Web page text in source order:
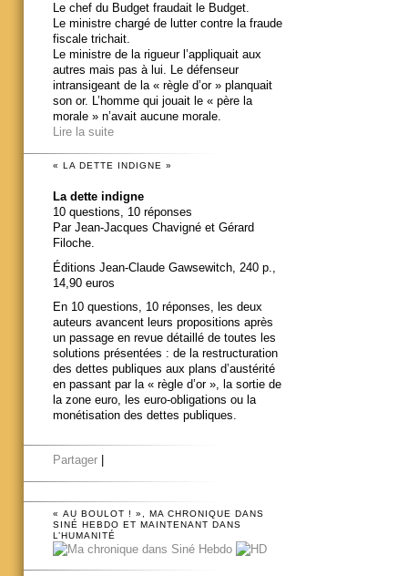
Le chef du Budget fraudait le Budget.
Le ministre chargé de lutter contre la fraude
fiscale trichait.
Le ministre de la rigueur l’appliquait aux
autres mais pas à lui. Le défenseur
intransigeant de la « règle d’or » planquait
son or. L’homme qui jouait le « père la
morale » n’avait aucune morale.
Lire la suite
« LA DETTE INDIGNE »
La dette indigne
10 questions, 10 réponses
Par Jean-Jacques Chavigné et Gérard
Filoche.
Éditions Jean-Claude Gawsewitch, 240 p.,
14,90 euros
En 10 questions, 10 réponses, les deux
auteurs avancent leurs propositions après
un passage en revue détaillé de toutes les
solutions présentées : de la restructuration
des dettes publiques aux plans d’austérité
en passant par la « règle d’or », la sortie de
la zone euro, les euro-obligations ou la
monétisation des dettes publiques.
Partager
« AU BOULOT ! », MA CHRONIQUE DANS
SINÉ HEBDO ET MAINTENANT DANS
L’HUMANITÉ